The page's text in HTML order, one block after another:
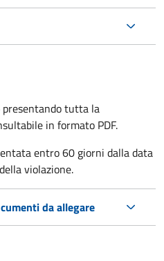
tutta la
in formato PDF.
entro 60 giorni dalla data
violazione.
da allegare